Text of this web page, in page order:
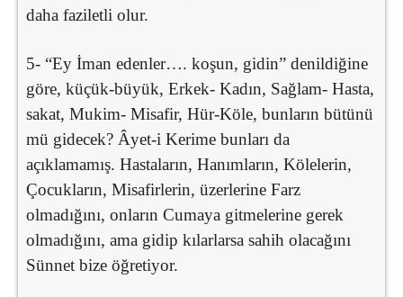
daha faziletli olur.
5- “Ey İman edenler…. koşun, gidin” denildiğine
göre, küçük-büyük, Erkek- Kadın, Sağlam- Hasta,
sakat, Mukim- Misafir, Hür-Köle, bunların bütünü
mü gidecek? Âyet-i Kerime bunları da
açıklamamış. Hastaların, Hanımların, Kölelerin,
Çocukların, Misafirlerin, üzerlerine Farz
olmadığını, onların Cumaya gitmelerine gerek
olmadığını, ama gidip kılarlarsa sahih olacağını
Sünnet bize öğretiyor.